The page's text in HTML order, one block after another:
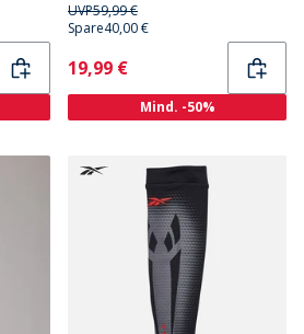
UVP59,99 €
Spare40,00 €
Current
19,99 €
Mind. -50%